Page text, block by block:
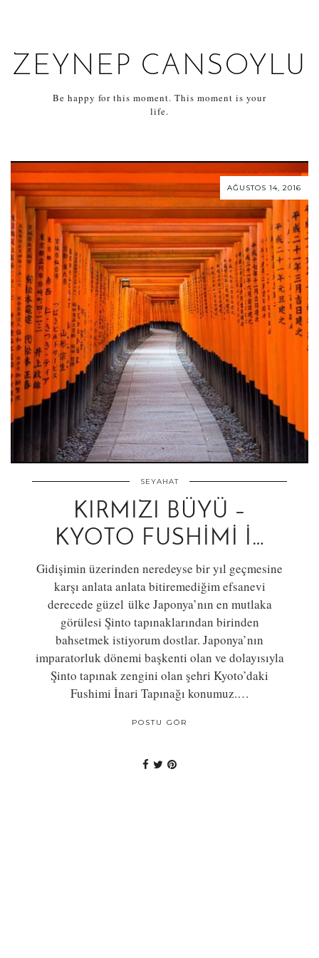
ZEYNEP CANSOYLU
Be happy for this moment. This moment is your
life.
AĞUSTOS 14, 2016
SEYAHAT
KIRMIZI BÜYÜ –
KYOTO FUSHIMI İ…
Gidişimin üzerinden neredeyse bir yıl geçmesine
karşı anlata anlata bitiremediğim efsanevi
derecede güzel ülke Japonya’nın en mutlaka
görülesi Şinto tapınaklarından birinden
bahsetmek istiyorum dostlar. Japonya’nın
imparatorluk dönemi başkenti olan ve dolayısıyla
Şinto tapınak zengini olan şehri Kyoto’daki
Fushimi İnari Tapınağı konumuz.…
POSTU GÖR